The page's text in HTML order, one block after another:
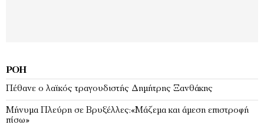
ΡΟΉ
Πέθανε ο λαϊκός τραγουδιστής Δημήτρης Ξανθάκης
Μήνυμα Πλεύρη σε Βρυξέλλες:«Μάζεμα και άμεση επιστροφή
πίσω»